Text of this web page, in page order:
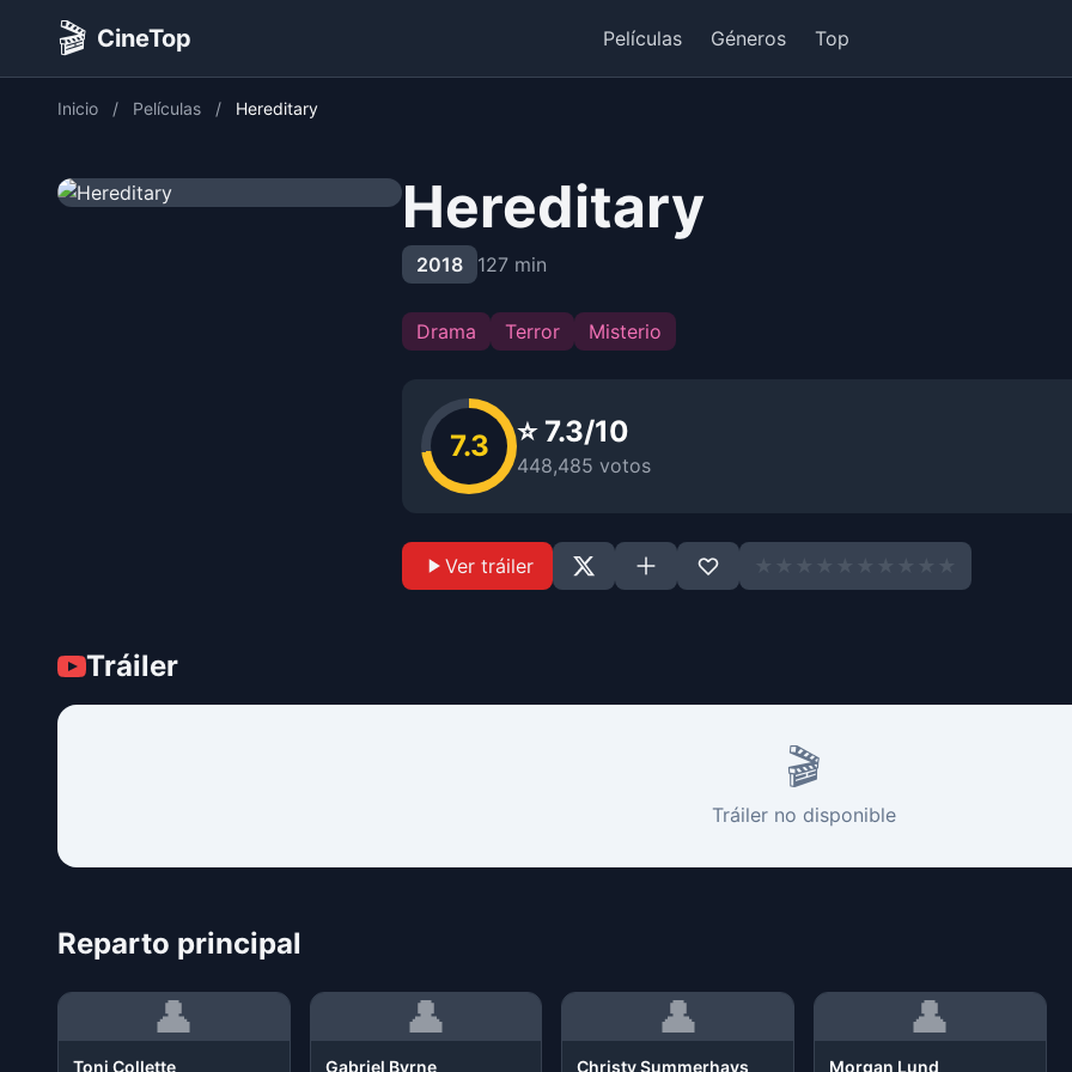
🎬 CineTop Películas Géneros Top
Inicio / Películas / Hereditary
Hereditary
2018 127 min
Drama Terror Misterio
7.3 ⭐ 7.3/10
448,485 votos
Ver tráiler
Tráiler
🎬
Tráiler no disponible
Reparto principal
👤
Toni Collette
👤
Gabriel Byrne
👤
Christy Summerhays
👤
Morgan Lund